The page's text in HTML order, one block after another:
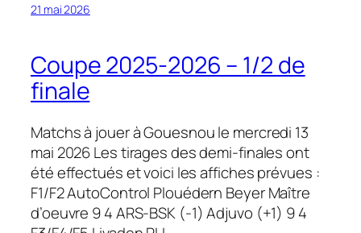
21 mai 2026
Coupe 2025-2026 – 1/2 de
finale
Matchs à jouer à Gouesnou le mercredi 13
mai 2026 Les tirages des demi-finales ont
été effectués et voici les affiches prévues :
F1/F2 AutoControl Plouédern Beyer Maître
d’oeuvre 9 4 ARS-BSK (-1) Adjuvo (+1) 9 4